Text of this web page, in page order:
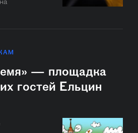
— площадка
гостей Ельцин